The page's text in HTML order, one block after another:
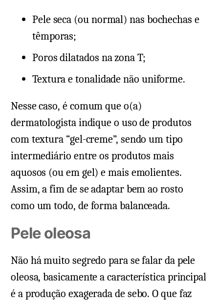
Pele seca (ou normal) nas bochechas e
têmporas;
Poros dilatados na zona T;
Textura e tonalidade não uniforme.
Nesse caso, é comum que o(a)
dermatologista indique o uso de produtos
com textura “gel-creme”, sendo um tipo
intermediário entre os produtos mais
aquosos (ou em gel) e mais emolientes.
Assim, a fim de se adaptar bem ao rosto
como um todo, de forma balanceada.
Pele oleosa
Não há muito segredo para se falar da pele
oleosa, basicamente a característica principal
é a produção exagerada de sebo. O que faz